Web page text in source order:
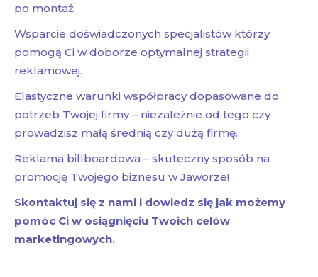
po montaż.
Wsparcie doświadczonych specjalistów którzy
pomogą Ci w doborze optymalnej strategii
reklamowej.
Elastyczne warunki współpracy dopasowane do
potrzeb Twojej firmy – niezależnie od tego czy
prowadzisz małą średnią czy dużą firmę.
Reklama billboardowa – skuteczny sposób na
promocję Twojego biznesu w Jaworze!
Skontaktuj się z nami i dowiedz się jak możemy
pomóc Ci w osiągnięciu Twoich celów
marketingowych.